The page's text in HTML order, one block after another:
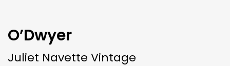
O’Dwyer
Juliet Navette Vintage